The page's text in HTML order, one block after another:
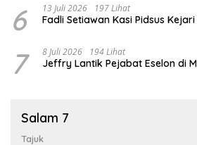
6 13 Juli 2026 197 Lihat
Fadli Setiawan Kasi Pidsus
7 8 Juli 2026 194 Lihat
Jeffry Lantik Pejabat Eselon di
Salam 7
Tajuk